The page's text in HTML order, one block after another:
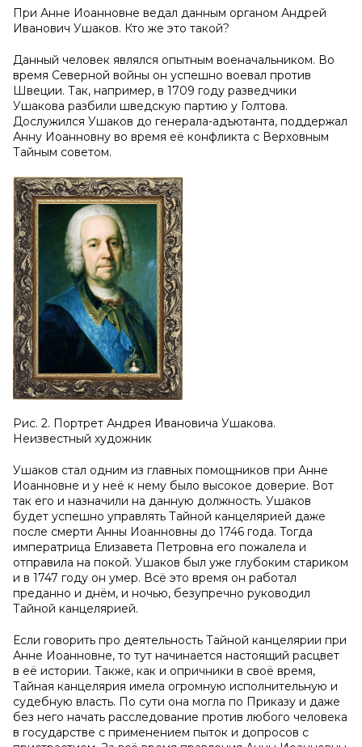
При Анне Иоанновне ведал данным органом Андрей
Иванович Ушаков. Кто же это такой?
Данный человек являлся опытным военачальником. Во
время Северной войны он успешно воевал против
Швеции. Так, например, в 1709 году разведчики
Ушакова разбили шведскую партию у Голтова.
Дослужился Ушаков до генерала-адъютанта, поддержал
Анну Иоанновну во время её конфликта с Верховным
Тайным советом.
Рис. 2. Портрет Андрея Ивановича Ушакова.
Неизвестный художник
Ушаков стал одним из главных помощников при Анне
Иоанновне и у неё к нему было высокое доверие. Вот
так его и назначили на данную должность. Ушаков
будет успешно управлять Тайной канцелярией даже
после смерти Анны Иоанновны до 1746 года. Тогда
императрица Елизавета Петровна его пожалела и
отправила на покой. Ушаков был уже глубоким стариком
и в 1747 году он умер. Всё это время он работал
преданно и днём, и ночью, безупречно руководил
Тайной канцелярией.
Если говорить про деятельность Тайной канцелярии при
Анне Иоанновне, то тут начинается настоящий расцвет
в её истории. Также, как и опричники в своё время,
Тайная канцелярия имела огромную исполнительную и
судебную власть. По сути она могла по Приказу и даже
без него начать расследование против любого человека
в государстве с применением пыток и допросов с